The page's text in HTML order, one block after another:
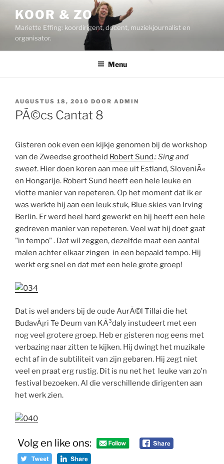
inhoud
KOOR & ZO
Mariette Effing: koordirigent, docent, muziekjournalist en
organisator.
Menu
GEPLAATST
OP
AUGUSTUS 18, 2010 DOOR ADMIN
PÃ©cs Cantat 8
Gisteren ook even een kijkje genomen bij de workshop
van de Zweedse grootheid Robert Sund.:Sing and
sweet. Hier doen koren aan mee uit Estland, SloveniÃ«
en Hongarije. Robert Sund heeft een hele leuke en
vlotte manier van repeteren. Op het moment dat ik er
was werkte hij aan een leuk stuk, Blue skies van Irving
Berlin. Er werd heel hard gewerkt en hij heeft een hele
gedreven manier van repeteren. Veel wat hij doet gaat
"in tempo" . Dat wil zeggen, dezelfde maat een aantal
malen achter elkaar zingen in een bepaald tempo. Hij
werkt erg snel en dat met een hele grote groep!
Dat is wel anders bij de oude AurÃ©l Tillai die het
BudavÃ¡ri Te Deum van KÃ³daly instudeert met een
nog veel grotere groep. Heb er gisteren nog eens met
verbazing naar zitten te kijken. Hij dwingt het muzikale
echt af in de subtiliteit van zijn gebaren. Hij zegt niet
veel en praat erg rustig. Dit is nu net het leuke van zo'n
festival bezoeken. Al die verschillende dirigenten aan
het werk zien.
Volg en like ons: